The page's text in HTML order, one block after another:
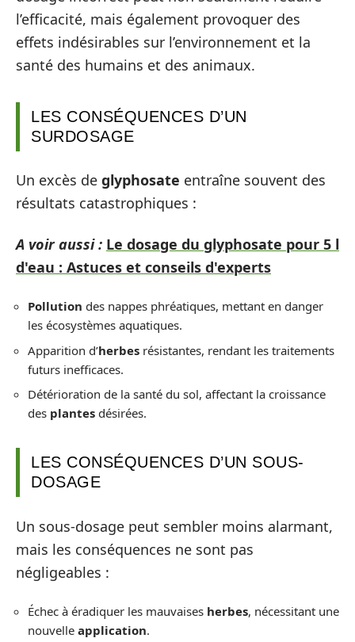
l’efficacité, mais également provoquer des
effets indésirables sur l’environnement et la
santé des humains et des animaux.
LES CONSÉQUENCES D’UN
SURDOSAGE
Un excès de glyphosate entraîne souvent des
résultats catastrophiques :
A voir aussi : Le dosage du glyphosate pour 5 l
d'eau : Astuces et conseils d'experts
Pollution des nappes phréatiques, mettant en danger
les écosystèmes aquatiques.
Apparition d’herbes résistantes, rendant les traitements
futurs inefficaces.
Détérioration de la santé du sol, affectant la croissance
des plantes désirées.
LES CONSÉQUENCES D’UN SOUS-
DOSAGE
Un sous-dosage peut sembler moins alarmant,
mais les conséquences ne sont pas
négligeables :
Échec à éradiquer les mauvaises herbes, nécessitant une
nouvelle application.